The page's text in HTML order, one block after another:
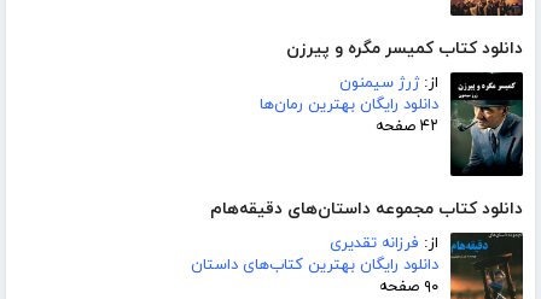
دانلود کتاب کمیسر مگره و پیرزن
از:ژرژ سیمنون
دانلود رایگان بهترین رمان‌ها
۴۲ صفحه
دانلود کتاب مجموعه داستان‌های دقیقه‌هام
از: فرزانه تقدیری
دانلود رایگان بهترین کتاب‌های داستان
۹۰ صفحه